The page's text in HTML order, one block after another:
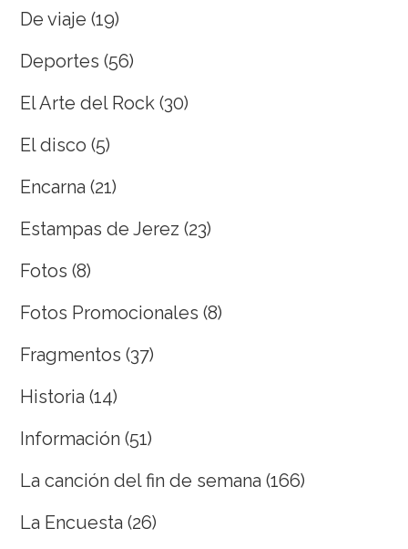
De viaje (19)
Deportes (56)
El Arte del Rock (30)
El disco (5)
Encarna (21)
Estampas de Jerez (23)
Fotos (8)
Fotos Promocionales (8)
Fragmentos (37)
Historia (14)
Información (51)
La canción del fin de semana (166)
La Encuesta (26)